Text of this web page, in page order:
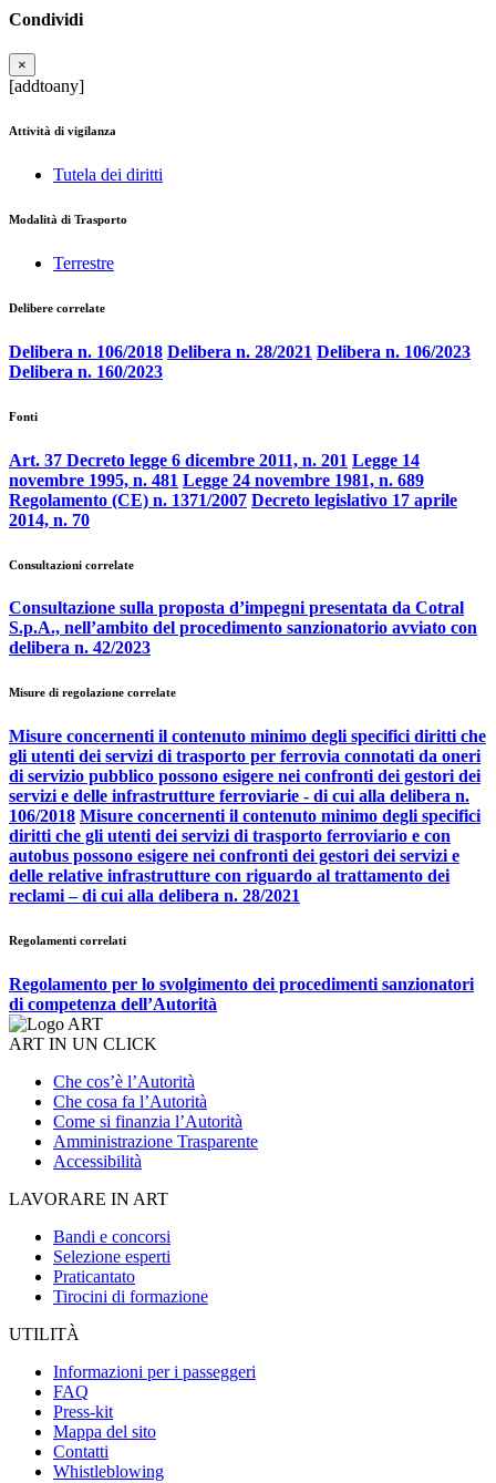
Condividi
×
[addtoany]
Attività di vigilanza
Tutela dei diritti
Modalità di Trasporto
Terrestre
Delibere correlate
Delibera n. 106/2018 Delibera n. 28/2021 Delibera n. 106/2023
Delibera n. 160/2023
Fonti
Art. 37 Decreto legge 6 dicembre 2011, n. 201 Legge 14
novembre 1995, n. 481 Legge 24 novembre 1981, n. 689
Regolamento (CE) n. 1371/2007 Decreto legislativo 17 aprile
2014, n. 70
Consultazioni correlate
Consultazione sulla proposta d’impegni presentata da Cotral
S.p.A., nell’ambito del procedimento sanzionatorio avviato con
delibera n. 42/2023
Misure di regolazione correlate
Misure concernenti il contenuto minimo degli specifici diritti che
gli utenti dei servizi di trasporto per ferrovia connotati da oneri
di servizio pubblico possono esigere nei confronti dei gestori dei
servizi e delle infrastrutture ferroviarie - di cui alla delibera n.
106/2018 Misure concernenti il contenuto minimo degli specifici
diritti che gli utenti dei servizi di trasporto ferroviario e con
autobus possono esigere nei confronti dei gestori dei servizi e
delle relative infrastrutture con riguardo al trattamento dei
reclami – di cui alla delibera n. 28/2021
Regolamenti correlati
Regolamento per lo svolgimento dei procedimenti sanzionatori
di competenza dell’Autorità
ART IN UN CLICK
Che cos’è l’Autorità
Che cosa fa l’Autorità
Come si finanzia l’Autorità
Amministrazione Trasparente
Accessibilità
LAVORARE IN ART
Bandi e concorsi
Selezione esperti
Praticantato
Tirocini di formazione
UTILITÀ
Informazioni per i passeggeri
FAQ
Press-kit
Mappa del sito
Contatti
Whistleblowing